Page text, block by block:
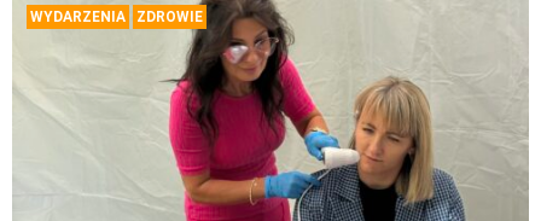
WYDARZENIA ZDROWIE